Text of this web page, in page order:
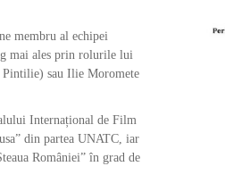
membru al echipei
mai ales prin rolurile lui
Pintilie) sau Ilie Moromete
Internațional de Film
din partea UNATC, iar
României” în grad de